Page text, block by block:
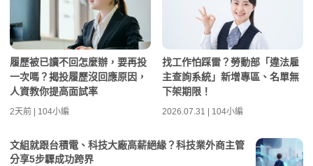
履歷被已讀不回怎麼辦，要再投
一次嗎？揭投履歷沒回應原因，
人資教你提高面試率
2天前 | 104小編
找工作怕踩雷？勞動部「違法雇
主查詢系統」新增專區、名單無
下架期限！
2026.07.31 | 104小編
文組就跟台積電、科技大廠高薪絕緣？科技業外商主管
分享5步驟成功跨界